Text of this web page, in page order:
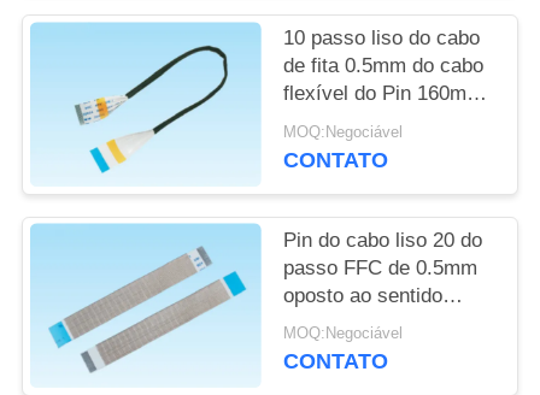
10 passo liso do cabo
de fita 0.5mm do cabo
flexível do Pin 160mm
1.0mm normal com o
pano preto do ácido
MOQ:Negociável
CONTATO
Pin do cabo liso 20 do
passo FFC de 0.5mm
oposto ao sentido
comprimento de 2cm -
de 40cm
MOQ:Negociável
CONTATO